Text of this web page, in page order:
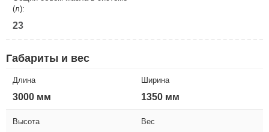
(л):
23
Габариты и вес
Длина
3000 мм
Ширина
1350 мм
Высота Вес